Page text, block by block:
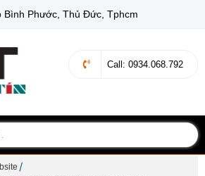
Bình Phước, Thủ Đức, Tphcm
Call : 0934.068.792